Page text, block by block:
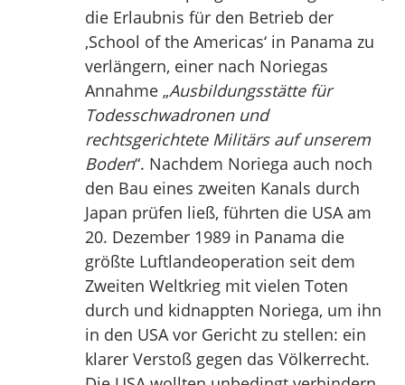
die Erlaubnis für den Betrieb der
‚School of the Americas‘ in Panama zu
verlängern, einer nach Noriegas
Annahme „Ausbildungsstätte für
Todesschwadronen und
rechtsgerichtete Militärs auf unserem
Boden“. Nachdem Noriega auch noch
den Bau eines zweiten Kanals durch
Japan prüfen ließ, führten die USA am
20. Dezember 1989 in Panama die
größte Luftlandeoperation seit dem
Zweiten Weltkrieg mit vielen Toten
durch und kidnappten Noriega, um ihn
in den USA vor Gericht zu stellen: ein
klarer Verstoß gegen das Völkerrecht.